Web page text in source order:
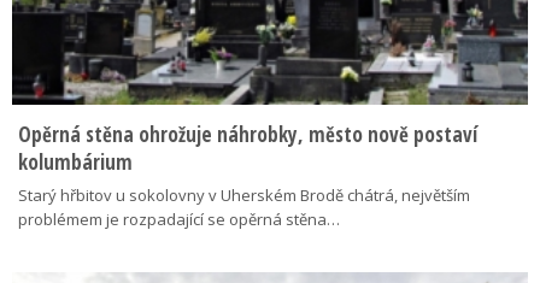
Opěrná stěna ohrožuje náhrobky, město nově postaví
kolumbárium
Starý hřbitov u sokolovny v Uherském Brodě chátrá, největším
problémem je rozpadající se opěrná stěna…